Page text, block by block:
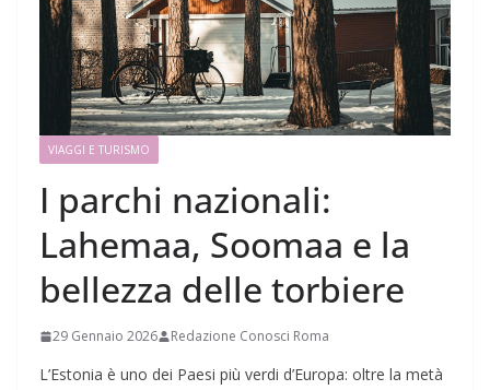
VIAGGI E TURISMO
I parchi nazionali:
Lahemaa, Soomaa e la
bellezza delle torbiere
29 Gennaio 2026 Redazione Conosci Roma
L’Estonia è uno dei Paesi più verdi d’Europa: oltre la metà